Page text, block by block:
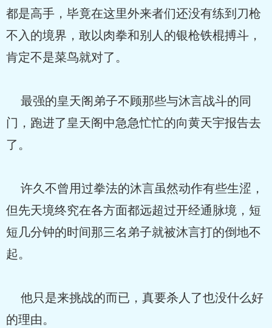
都是高手，毕竟在这里外来者们还没有练到刀枪
不入的境界，敢以肉拳和别人的银枪铁棍搏斗，
肯定不是菜鸟就对了。
最强的皇天阁弟子不顾那些与沐言战斗的同
门，跑进了皇天阁中急急忙忙的向黄天宇报告去
了。
许久不曾用过拳法的沐言虽然动作有些生涩，
但先天境终究在各方面都远超过开经通脉境，短
短几分钟的时间那三名弟子就被沐言打的倒地不
起。
他只是来挑战的而已，真要杀人了也没什么好
的理由。